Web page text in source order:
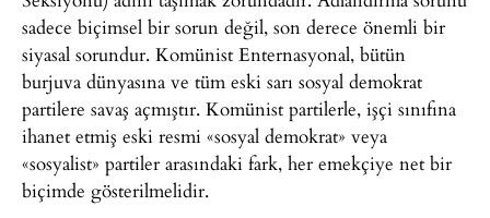
sadece biçimsel bir sorun değil, son derece önemli bir
siyasal sorundur. Komünist Enternasyonal, bütün
burjuva dünyasına ve tüm eski sarı sosyal demokrat
partilere savaş açmıştır. Komünist partilerle, işçi sınıfına
ihanet etmiş eski resmi «sosyal demokrat» veya
«sosyalist» partiler arasındaki fark, her emekçiye net bir
biçimde gösterilmelidir.